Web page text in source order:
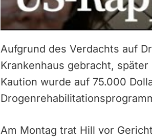
Aufgrund des Verdachts auf
Krankenhaus gebracht,
Kaution wurde auf 75.000
Am Montag trat Hill vor